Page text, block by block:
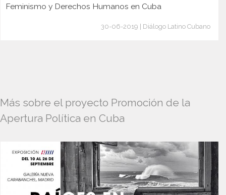
Feminismo y Derechos Humanos en Cuba
30-06-2019 | Diálogo Latino Cubano
Más sobre el proyecto Promoción de la
Apertura Política en Cuba